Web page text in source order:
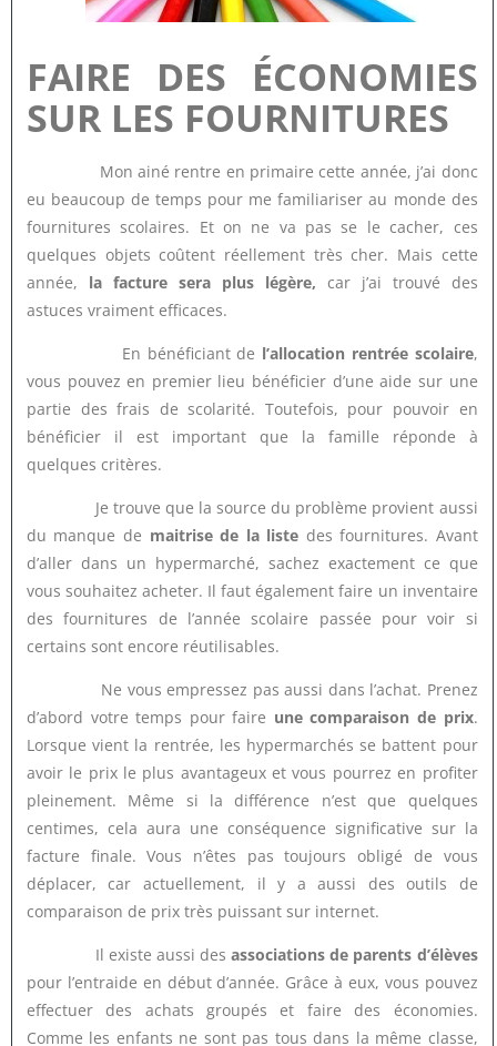
FAIRE DES ÉCONOMIES
SUR LES FOURNITURES
Mon ainé rentre en primaire cette année, j’ai donc
eu beaucoup de temps pour me familiariser au monde des
fournitures scolaires. Et on ne va pas se le cacher, ces
quelques objets coûtent réellement très cher. Mais cette
année, la facture sera plus légère, car j’ai trouvé des
astuces vraiment efficaces.
En bénéficiant de l’allocation rentrée scolaire,
vous pouvez en premier lieu bénéficier d’une aide sur une
partie des frais de scolarité. Toutefois, pour pouvoir en
bénéficier il est important que la famille réponde à
quelques critères.
Je trouve que la source du problème provient aussi
du manque de maitrise de la liste des fournitures. Avant
d’aller dans un hypermarché, sachez exactement ce que
vous souhaitez acheter. Il faut également faire un inventaire
des fournitures de l’année scolaire passée pour voir si
certains sont encore réutilisables.
Ne vous empressez pas aussi dans l’achat. Prenez
d’abord votre temps pour faire une comparaison de prix.
Lorsque vient la rentrée, les hypermarchés se battent pour
avoir le prix le plus avantageux et vous pourrez en profiter
pleinement. Même si la différence n’est que quelques
centimes, cela aura une conséquence significative sur la
facture finale. Vous n’êtes pas toujours obligé de vous
déplacer, car actuellement, il y a aussi des outils de
comparaison de prix très puissant sur internet.
Il existe aussi desassociations de parents d’élèves
pour l’entraide en début d’année. Grâce à eux, vous pouvez
effectuer des achats groupés et faire des économies.
Comme les enfants ne sont pas tous dans la même classe,